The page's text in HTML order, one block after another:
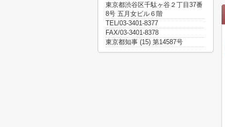
東京都渋谷区千駄ヶ谷２丁目37番
8号 五月女ビル６階
TEL/03-3401-8377
FAX/03-3401-8378
東京都知事 (15) 第14587号